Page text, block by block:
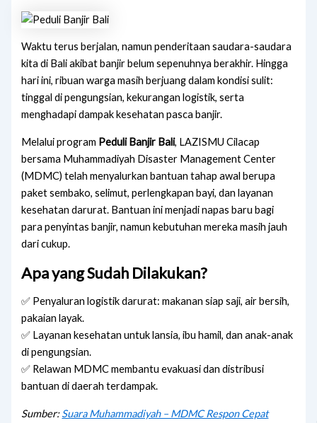
Waktu terus berjalan, namun penderitaan saudara-saudara
kita di Bali akibat banjir belum sepenuhnya berakhir. Hingga
hari ini, ribuan warga masih berjuang dalam kondisi sulit:
tinggal di pengungsian, kekurangan logistik, serta
menghadapi dampak kesehatan pasca banjir.
Melalui program Peduli Banjir Bali, LAZISMU Cilacap
bersama Muhammadiyah Disaster Management Center
(MDMC) telah menyalurkan bantuan tahap awal berupa
paket sembako, selimut, perlengkapan bayi, dan layanan
kesehatan darurat. Bantuan ini menjadi napas baru bagi
para penyintas banjir, namun kebutuhan mereka masih jauh
dari cukup.
Apa yang Sudah Dilakukan?
✅ Penyaluran logistik darurat: makanan siap saji, air bersih,
pakaian layak.
✅ Layanan kesehatan untuk lansia, ibu hamil, dan anak-anak
di pengungsian.
✅ Relawan MDMC membantu evakuasi dan distribusi
bantuan di daerah terdampak.
Sumber:Suara Muhammadiyah – MDMC Respon Cepat